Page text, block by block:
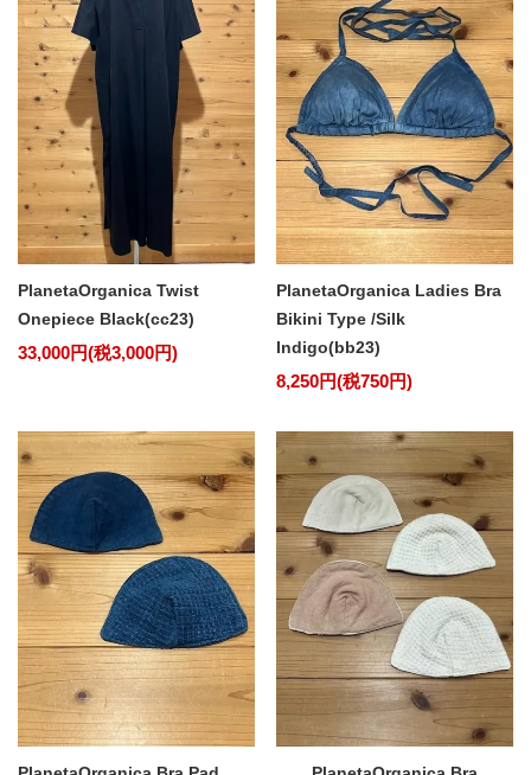
PlanetaOrganica Twist
Onepiece Black(cc23)
33,000円(税3,000円)
PlanetaOrganica Ladies Bra
Bikini Type /Silk
Indigo(bb23)
8,250円(税750円)